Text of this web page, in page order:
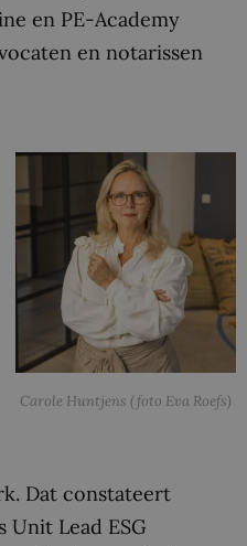
en PE-Academy
en notarissen
Carole Huntjens (foto Eva Roefs)
Dat constateert
Unit Lead ESG